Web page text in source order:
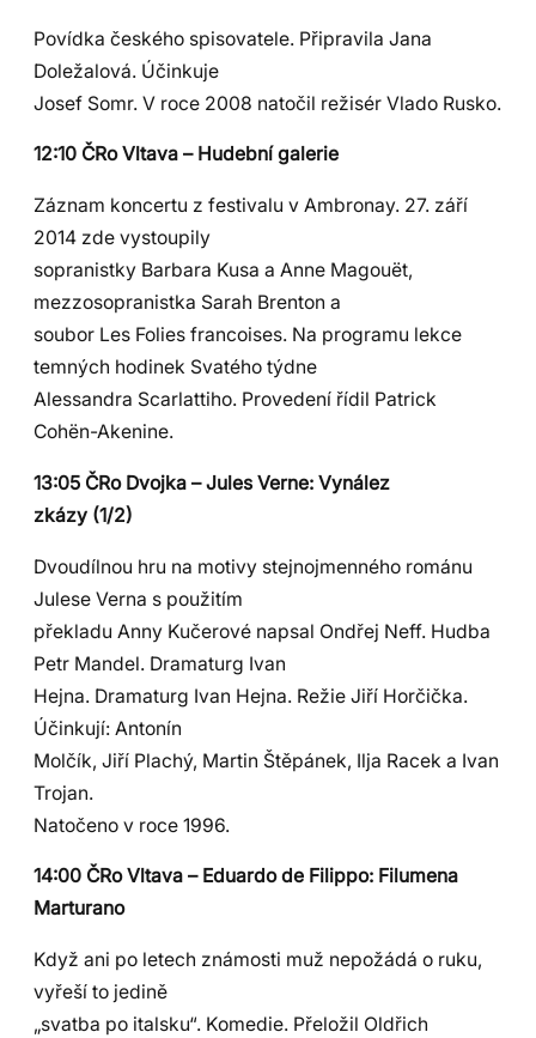
Povídka českého spisovatele. Připravila Jana
Doležalová. Účinkuje
Josef Somr. V roce 2008 natočil režisér Vlado Rusko.
12:10 ČRo Vltava – Hudební galerie
Záznam koncertu z festivalu v Ambronay. 27. září
2014 zde vystoupily
sopranistky Barbara Kusa a Anne Magouët,
mezzosopranistka Sarah Brenton a
soubor Les Folies francoises. Na programu lekce
temných hodinek Svatého týdne
Alessandra Scarlattiho. Provedení řídil Patrick
Cohën-Akenine.
13:05 ČRo Dvojka – Jules Verne: Vynález
zkázy (1/2)
Dvoudílnou hru na motivy stejnojmenného románu
Julese Verna s použitím
překladu Anny Kučerové napsal Ondřej Neff. Hudba
Petr Mandel. Dramaturg Ivan
Hejna. Dramaturg Ivan Hejna. Režie Jiří Horčička.
Účinkují: Antonín
Molčík, Jiří Plachý, Martin Štěpánek, Ilja Racek a Ivan
Trojan.
Natočeno v roce 1996.
14:00 ČRo Vltava – Eduardo de Filippo: Filumena
Marturano
Když ani po letech známosti muž nepožádá o ruku,
vyřeší to jedině
„svatba po italsku“. Komedie. Přeložil Oldřich